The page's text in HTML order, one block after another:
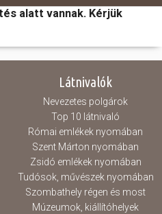
alatt vannak. Kérjük
Látnivalók
Nevezetes polgárok
Top 10 látnivaló
Római emlékek nyomában
Szent Márton nyomában
Zsidó emlékek nyomában
Tudósok, művészek nyomában
Szombathely régen és most
Múzeumok, kiállítóhelyek